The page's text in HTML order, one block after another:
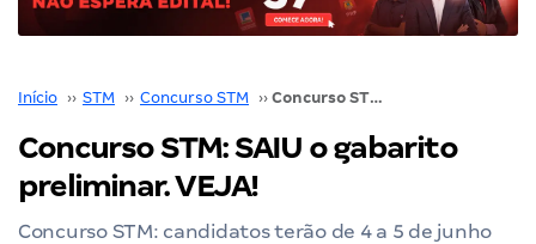
Início ›› STM ›› Concurso STM ›› Concurso STM: SAIU o gabarito preliminar. VEJA!
Concurso STM: SAIU o gabarito
preliminar. VEJA!
Concurso STM: candidatos terão de 4 a 5 de junho